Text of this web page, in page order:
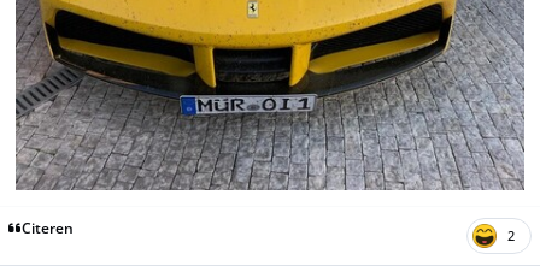
Citeren 2